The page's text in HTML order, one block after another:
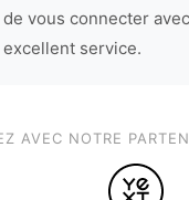
vous connecter
service.
AVEC NOTRE